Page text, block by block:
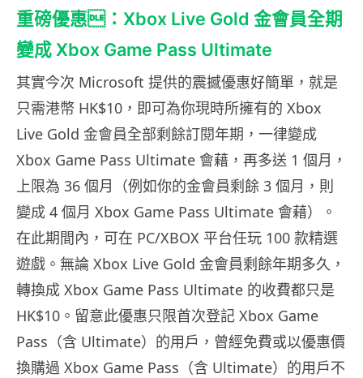
重磅優惠：Xbox Live Gold 金會員全期
變成 Xbox Game Pass Ultimate
其實今次 Microsoft 提供的震撼優惠好簡單，就是
只需港幣 HK$10，即可為你現時所擁有的 Xbox
Live Gold 金會員全部剩餘訂閱年期，一律變成
Xbox Game Pass Ultimate 會藉，再多送 1 個月，
上限為 36 個月（例如你的金會員剩餘 3 個月，則
變成 4 個月 Xbox Game Pass Ultimate 會藉）。
在此期間內，可在 PC/XBOX 平台任玩 100 款精選
遊戲。無論 Xbox Live Gold 金會員剩餘年期多久，
轉換成 Xbox Game Pass Ultimate 的收費都只是
HK$10。留意此優惠只限首次登記 Xbox Game
Pass（含 Ultimate）的用戶，曾經免費或以優惠價
換購過 Xbox Game Pass（含 Ultimate）的用戶不